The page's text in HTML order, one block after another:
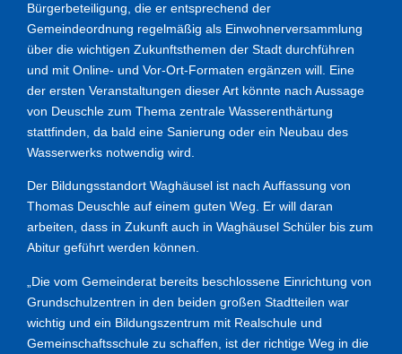
Bürgerbeteiligung, die er entsprechend der
Gemeindeordnung regelmäßig als Einwohnerversammlung
über die wichtigen Zukunftsthemen der Stadt durchführen
und mit Online- und Vor-Ort-Formaten ergänzen will. Eine
der ersten Veranstaltungen dieser Art könnte nach Aussage
von Deuschle zum Thema zentrale Wasserenthärtung
stattfinden, da bald eine Sanierung oder ein Neubau des
Wasserwerks notwendig wird.
Der Bildungsstandort Waghäusel ist nach Auffassung von
Thomas Deuschle auf einem guten Weg. Er will daran
arbeiten, dass in Zukunft auch in Waghäusel Schüler bis zum
Abitur geführt werden können.
„Die vom Gemeinderat bereits beschlossene Einrichtung von
Grundschulzentren in den beiden großen Stadtteilen war
wichtig und ein Bildungszentrum mit Realschule und
Gemeinschaftsschule zu schaffen, ist der richtige Weg in die